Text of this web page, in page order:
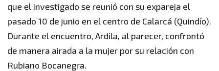
que el investigado se reunió con su expareja el
pasado 10 de junio en el centro de Calarcá (Quindío).
Durante el encuentro, Ardila, al parecer, confrontó
de manera airada a la mujer por su relación con
Rubiano Bocanegra.